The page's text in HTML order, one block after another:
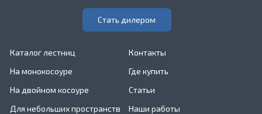
Стать дилером
Каталог лестниц
На монокосоуре
На двойном косоуре
Для небольших пространств
Контакты
Где купить
Статьи
Наши работы